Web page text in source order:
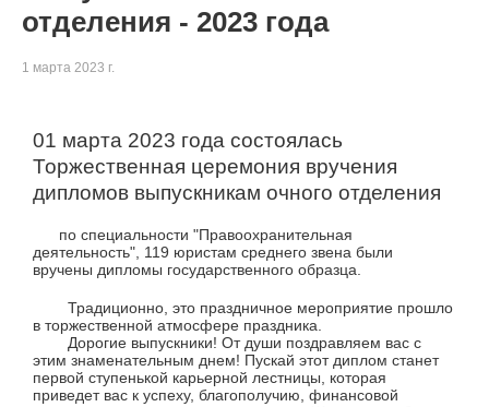
отделения - 2023 года
1 марта 2023 г.
01 марта 2023 года состоялась
Торжественная церемония вручения
дипломов выпускникам очного отделения
по специальности "Правоохранительная
деятельность", 119 юристам среднего звена были
вручены дипломы государственного образца.
Традиционно, это праздничное мероприятие прошло
в торжественной атмосфере праздника.
Дорогие выпускники! От души поздравляем вас с
этим знаменательным днем! Пускай этот диплом станет
первой ступенькой карьерной лестницы, которая
приведет вас к успеху, благополучию, финансовой